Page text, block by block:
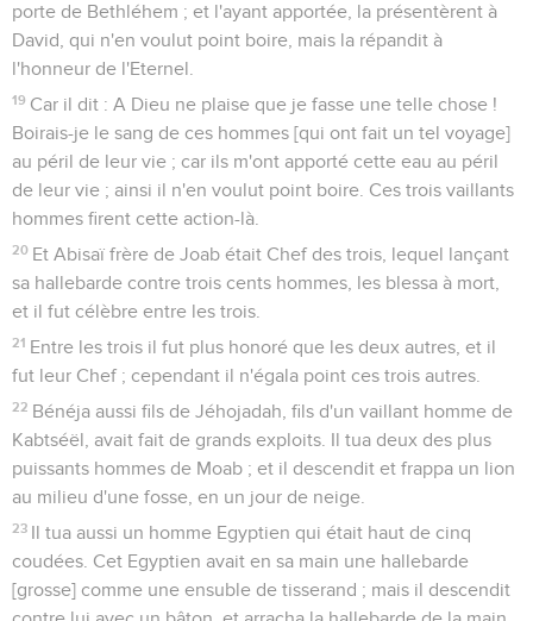
porte de Bethléhem ; et l'ayant apportée, la présentèrent à
David, qui n'en voulut point boire, mais la répandit à
l'honneur de l'Eternel.
19 Car il dit : A Dieu ne plaise que je fasse une telle chose !
Boirais-je le sang de ces hommes [qui ont fait un tel voyage]
au péril de leur vie ; car ils m'ont apporté cette eau au péril
de leur vie ; ainsi il n'en voulut point boire. Ces trois vaillants
hommes firent cette action-là.
20 Et Abisaï frère de Joab était Chef des trois, lequel lançant
sa hallebarde contre trois cents hommes, les blessa à mort,
et il fut célèbre entre les trois.
21 Entre les trois il fut plus honoré que les deux autres, et il
fut leur Chef ; cependant il n'égala point ces trois autres.
22 Bénéja aussi fils de Jéhojadah, fils d'un vaillant homme de
Kabtséël, avait fait de grands exploits. Il tua deux des plus
puissants hommes de Moab ; et il descendit et frappa un lion
au milieu d'une fosse, en un jour de neige.
23 Il tua aussi un homme Egyptien qui était haut de cinq
coudées. Cet Egyptien avait en sa main une hallebarde
[grosse] comme une ensuble de tisserand ; mais il descendit